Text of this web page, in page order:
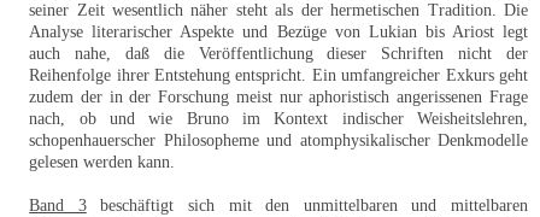
seiner Zeit wesentlich näher steht als der hermetischen Tradition. Die
Analyse literarischer Aspekte und Bezüge von Lukian bis Ariost legt
auch nahe, daß die Veröffentlichung dieser Schriften nicht der
Reihenfolge ihrer Entstehung entspricht. Ein umfangreicher Exkurs geht
zudem der in der Forschung meist nur aphoristisch angerissenen Frage
nach, ob und wie Bruno im Kontext indischer Weisheitslehren,
schopenhauerscher Philosopheme und atomphysikalischer Denkmodelle
gelesen werden kann.
Band 3
beschäftigt sich mit den unmittelbaren und mittelbaren